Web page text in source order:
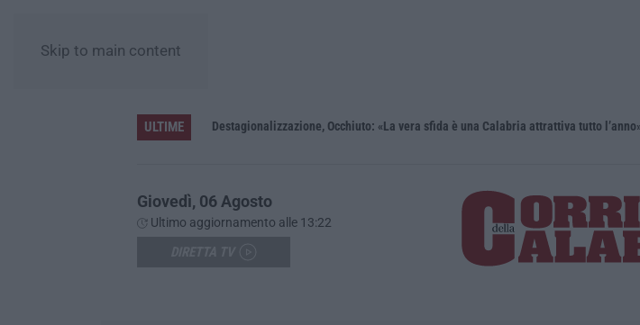
Skip to main content
ULTIME Destagionalizzazione, Occhiuto: «La vera sfida è una Calabria attrattiva tutto l’anno»
Giovedì, 06 Agosto
Ultimo aggiornamento alle 13:22